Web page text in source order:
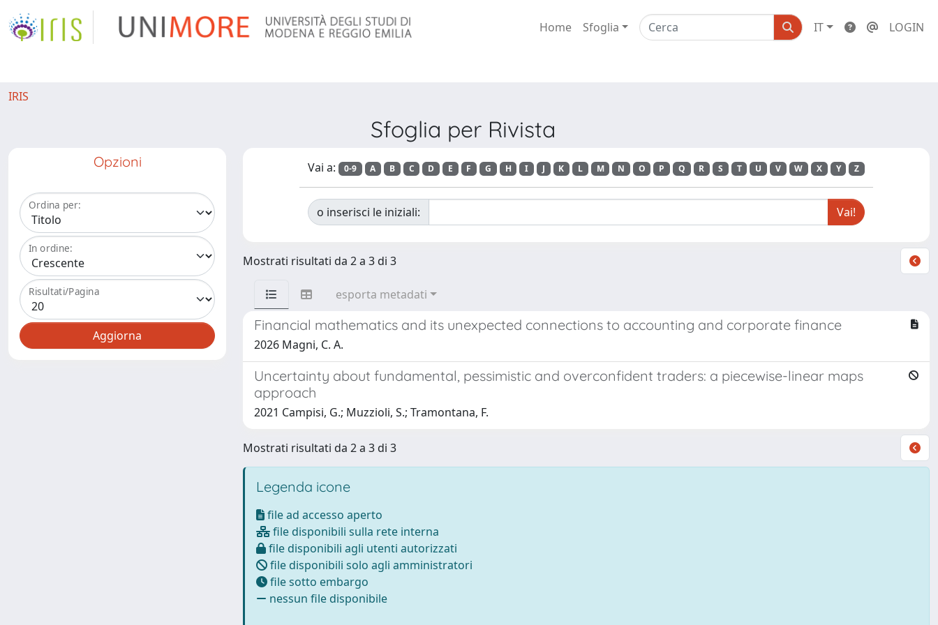
Home Sfoglia IT LOGIN
IRIS
Sfoglia per Rivista
Opzioni
Ordina per:
In ordine:
Risultati/Pagina
Vai a: 0-9 A B C D E F G H I J K L M N O P Q R S T U V W X Y Z
o inserisci le iniziali:
Mostrati risultati da 2 a 3 di 3
esporta metadati
Financial mathematics and its unexpected connections to accounting and corporate finance
2026 Magni, C. A.
Uncertainty about fundamental, pessimistic and overconfident traders: a piecewise-linear maps
approach
2021 Campisi, G.; Muzzioli, S.; Tramontana, F.
Mostrati risultati da 2 a 3 di 3
Legenda icone
file ad accesso aperto
file disponibili sulla rete interna
file disponibili agli utenti autorizzati
file disponibili solo agli amministratori
file sotto embargo
nessun file disponibile